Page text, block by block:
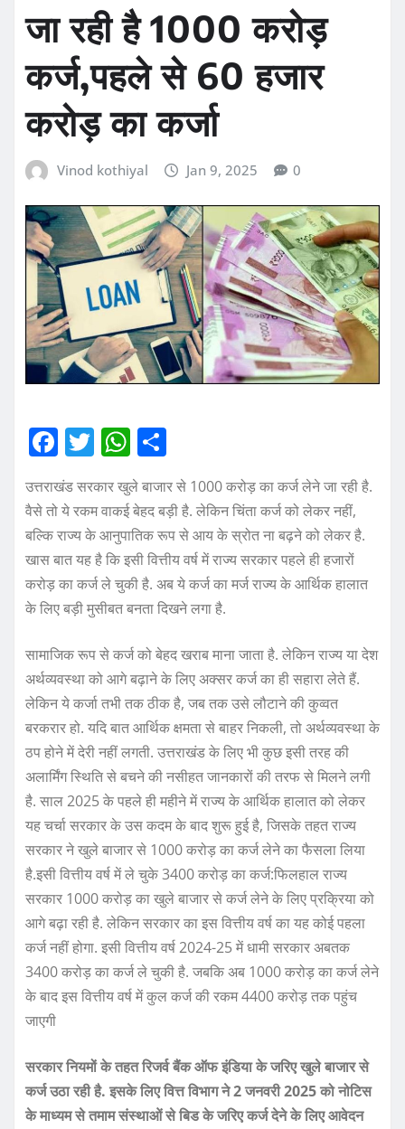
जा रही है 1000 करोड़
कर्ज,पहले से 60 हजार
करोड़ का कर्जा
Vinod kothiyal Jan 9, 2025 0
F
a
c
e
b
o
o
k
T
it
te
r
W
h
at
s
A
p
p
h
a
re
उत्तराखंड सरकार खुले बाजार से 1000 करोड़ का कर्ज लेने जा रही है.
वैसे तो ये रकम वाकई बेहद बड़ी है. लेकिन चिंता कर्ज को लेकर नहीं,
बल्कि राज्य के आनुपातिक रूप से आय के स्रोत ना बढ़ने को लेकर है.
खास बात यह है कि इसी वित्तीय वर्ष में राज्य सरकार पहले ही हजारों
करोड़ का कर्ज ले चुकी है. अब ये कर्ज का मर्ज राज्य के आर्थिक हालात
के लिए बड़ी मुसीबत बनता दिखने लगा है.
सामाजिक रूप से कर्ज को बेहद खराब माना जाता है. लेकिन राज्य या देश
अर्थव्यवस्था को आगे बढ़ाने के लिए अक्सर कर्ज का ही सहारा लेते हैं.
लेकिन ये कर्जा तभी तक ठीक है, जब तक उसे लौटाने की कुव्वत
बरकरार हो. यदि बात आर्थिक क्षमता से बाहर निकली, तो अर्थव्यवस्था के
ठप होने में देरी नहीं लगती. उत्तराखंड के लिए भी कुछ इसी तरह की
अलार्मिंग स्थिति से बचने की नसीहत जानकारों की तरफ से मिलने लगी
है. साल 2025 के पहले ही महीने में राज्य के आर्थिक हालात को लेकर
यह चर्चा सरकार के उस कदम के बाद शुरू हुई है, जिसके तहत राज्य
सरकार ने खुले बाजार से 1000 करोड़ का कर्ज लेने का फैसला लिया
है.इसी वित्तीय वर्ष में ले चुके 3400 करोड़ का कर्ज:फिलहाल राज्य
सरकार 1000 करोड़ का खुले बाजार से कर्ज लेने के लिए प्रक्रिया को
आगे बढ़ा रही है. लेकिन सरकार का इस वित्तीय वर्ष का यह कोई पहला
कर्ज नहीं होगा. इसी वित्तीय वर्ष 2024-25 में धामी सरकार अबतक
3400 करोड़ का कर्ज ले चुकी है. जबकि अब 1000 करोड़ का कर्ज लेने
के बाद इस वित्तीय वर्ष में कुल कर्ज की रकम 4400 करोड़ तक पहुंच
जाएगी
सरकार नियमों के तहत रिजर्व बैंक ऑफ इंडिया के जरिए खुले बाजार से
कर्ज उठा रही है. इसके लिए वित्त विभाग ने 2 जनवरी 2025 को नोटिस
के माध्यम से तमाम संस्थाओं से बिड के जरिए कर्ज देने के लिए आवेदन